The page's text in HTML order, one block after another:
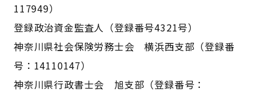
117949）
登録政治資金監査人（登録番号4321号）
神奈川県社会保険労務士会 横浜西支部（登録番
号：14110147）
神奈川県行政書士会 旭支部（登録番号：